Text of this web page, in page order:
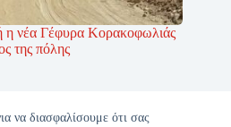
να διασφαλίσουμε ότι σας
η νέα Γέφυρα Κορακοφωλιάς
της πόλης